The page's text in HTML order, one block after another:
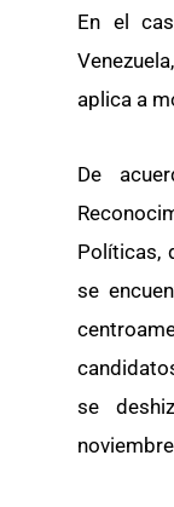
En el
aplica a
De
Políticas,
se
se